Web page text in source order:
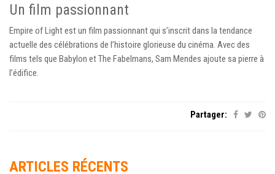
Un film passionnant
Empire of Light est un film passionnant qui s’inscrit dans la tendance
actuelle des célébrations de l’histoire glorieuse du cinéma. Avec des
films tels que Babylon et The Fabelmans, Sam Mendes ajoute sa pierre à
l’édifice.
Partager:
ARTICLES RÉCENTS